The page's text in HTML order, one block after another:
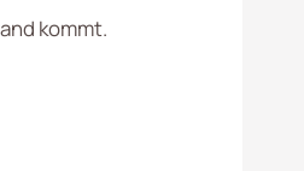
kommt.